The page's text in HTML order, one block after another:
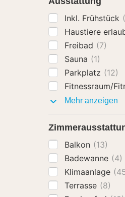
Inkl. Frühstück
Haustiere
Freibad (7)
Sauna (1)
Parkplatz (12)
Fitnessraum/
Mehr anzeigen
Balkon (13)
Badewanne (4)
Klimaanlage
Terrasse (8)